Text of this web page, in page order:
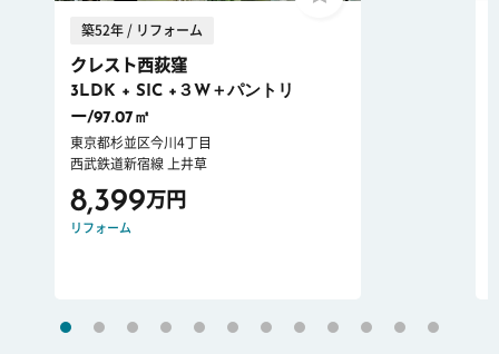
築52年 / リフォーム
クレスト西荻窪
3LDK + SIC +３W＋パントリ
ー/97.07㎡
東京都杉並区今川4丁目
西武鉄道新宿線 上井草
8,399万円
リフォーム